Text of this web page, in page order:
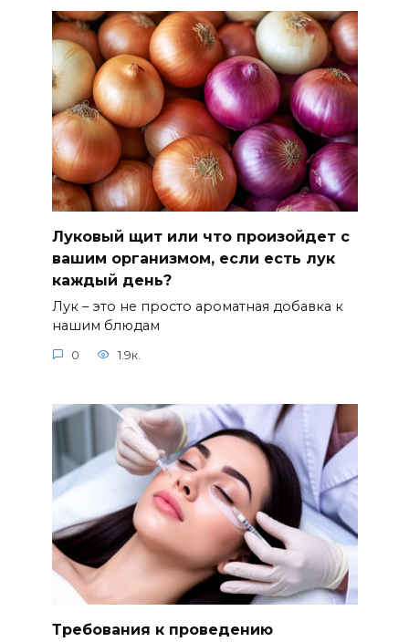
Луковый щит или что произойдет с
вашим организмом, если есть лук
каждый день?
Лук – это не просто ароматная добавка к
нашим блюдам
0 1.9к.
Требования к проведению